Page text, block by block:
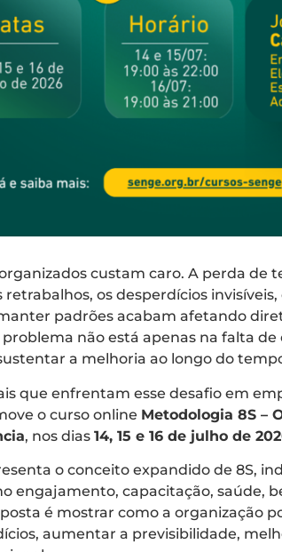
custam caro. A perda de
retrabalhos, os desperdícios
padrões acabam afetando
problema não está apenas na falta
a melhoria ao longo do
que enfrentam esse desafio em
o curso online Metodologia 8S –
, nos dias 14, 15 e 16 de julho de
o conceito expandido de 8S,
engajamento, capacitação, saúde,
é mostrar como a organização
aumentar a previsibilidade,